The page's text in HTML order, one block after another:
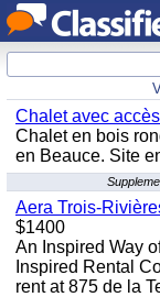
Chalet avec
Chalet en bois
en Beauce. Site
Aera Trois-
$1400
An Inspired Way
Inspired Rental
rent at 875 de la